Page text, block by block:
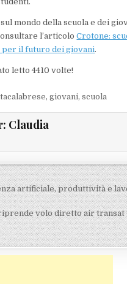
mondo della scuola e dei
l’articoloCrotone:
per il futuro dei giovani.
letto 4410 volte!
,giovani,scuola
Claudia
articoli
artificiale, produttività e
volo diretto air